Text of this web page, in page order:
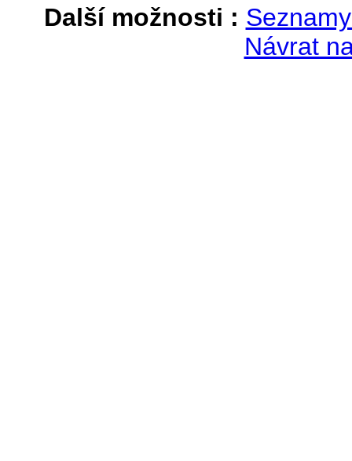
Další možnosti :
Návrat